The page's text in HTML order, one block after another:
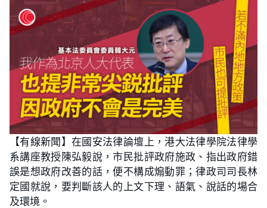
【有線新聞】在國安法律論壇上，港大法律學院法律學
系講座教授陳弘毅說，市民批評政府施政、指出政府錯
誤是想政府改善的話，便不構成煽動罪；律政司司長林
定國就說，要判斷該人的上文下理、語氣、說話的場合
及環境。